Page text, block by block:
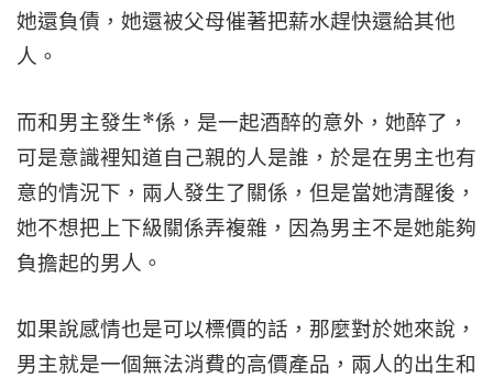
她還負債，她還被父母催著把薪水趕快還給其他
人。
而和男主發生*係，是一起酒醉的意外，她醉了，
可是意識裡知道自己親的人是誰，於是在男主也有
意的情況下，兩人發生了關係，但是當她清醒後，
她不想把上下級關係弄複雜，因為男主不是她能夠
負擔起的男人。
如果說感情也是可以標價的話，那麼對於她來說，
男主就是一個無法消費的高價產品，兩人的出生和